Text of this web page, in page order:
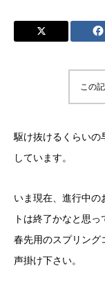
この
駆け抜けるくらいの
しています。
いま現在、進行中の
トは終了かなと思っ
春先用のスプリング
声掛け下さい。